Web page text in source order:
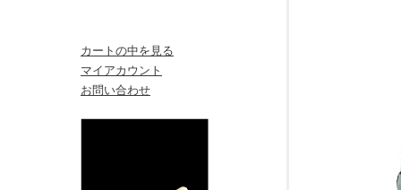
カートの中を見る
マイアカウント
お問い合わせ